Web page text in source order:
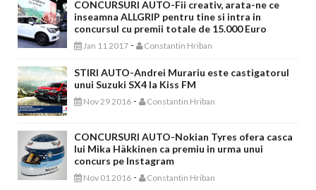
CONCURSURI AUTO-Fii creativ, arata-ne ce
inseamna ALLGRIP pentru tine si intra in
concursul cu premii totale de 15.000 Euro
Jan 11 2017 - Constantin Hriban
STIRI AUTO-Andrei Murariu este castigatorul
unui Suzuki SX4 la Kiss FM
Nov 29 2016 - Constantin Hriban
CONCURSURI AUTO-Nokian Tyres ofera casca
lui Mika Häkkinen ca premiu in urma unui
concurs pe Instagram
Nov 01 2016 - Constantin Hriban